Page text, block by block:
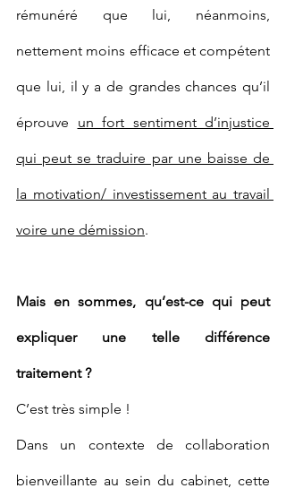
rémunéré que lui, néanmoins,
nettement moins efficace et compétent
que lui, il y a de grandes chances qu’il
éprouve un fort sentiment d’injustice
qui peut se traduire par une baisse de
la motivation/ investissement au travail
voire une démission.
Mais en sommes, qu’est-ce qui peut
expliquer une telle différence
traitement ?
C’est très simple !
Dans un contexte de collaboration
bienveillante au sein du cabinet, cette